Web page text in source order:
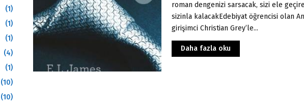
roman dengenizi sarsacak, sizi ele
sizinla kalacakEdebiyat öğrencisi olan
girişimci Christian Grey’le...
Daha fazla oku
(1)
(1)
(1)
(4)
(1)
(10)
(10)